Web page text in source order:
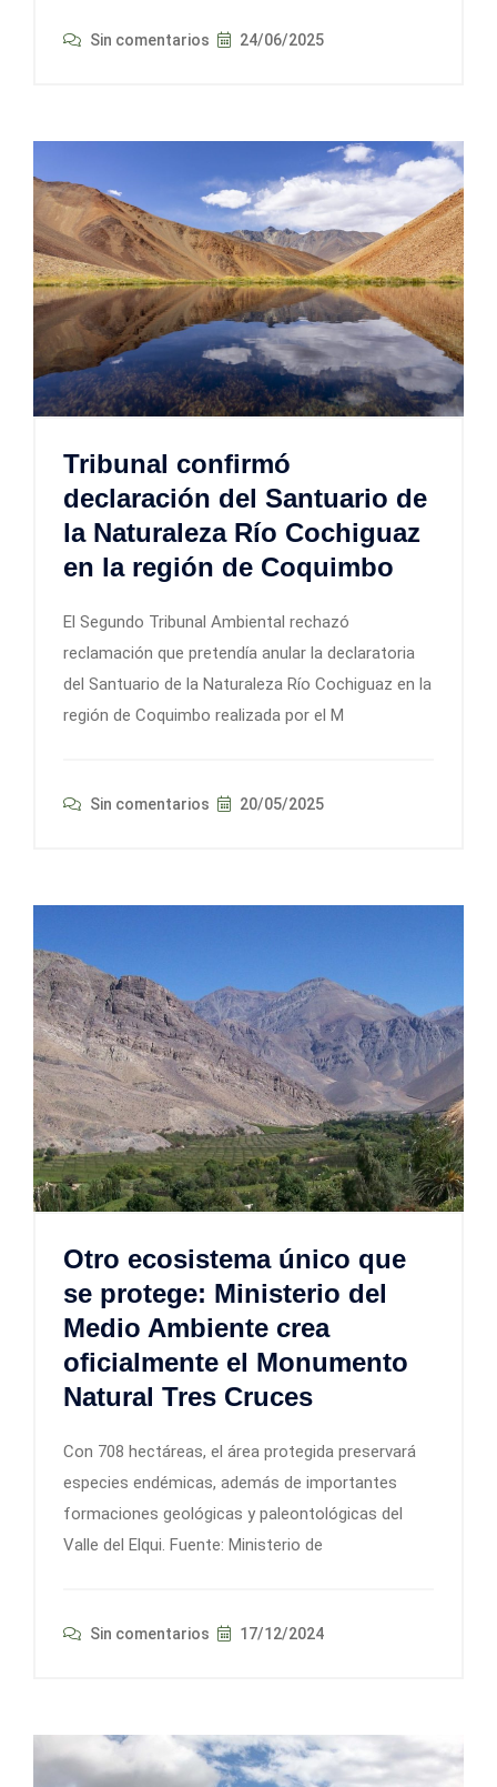
Sin comentarios 24/06/2025
Tribunal confirmó
declaración del Santuario de
la Naturaleza Río Cochiguaz
en la región de Coquimbo
El Segundo Tribunal Ambiental rechazó
reclamación que pretendía anular la declaratoria
del Santuario de la Naturaleza Río Cochiguaz en la
región de Coquimbo realizada por el M
Sin comentarios 20/05/2025
Otro ecosistema único que
se protege: Ministerio del
Medio Ambiente crea
oficialmente el Monumento
Natural Tres Cruces
Con 708 hectáreas, el área protegida preservará
especies endémicas, además de importantes
formaciones geológicas y paleontológicas del
Valle del Elqui. Fuente: Ministerio de
Sin comentarios 17/12/2024